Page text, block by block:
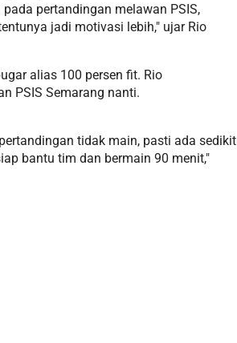
pertandingan melawan PSIS,
jadi motivasi lebih," ujar Rio
alias 100 persen fit. Rio
PSIS Semarang nanti.
tidak main, pasti ada sedikit
bantu tim dan bermain 90 menit,"